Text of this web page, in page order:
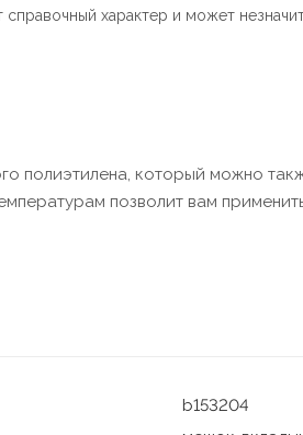
характер и может
полиэтилена, который можно
позволит вам
b153204